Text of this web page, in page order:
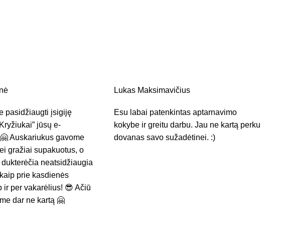
pasidžiaugti įsigiję
jūsų e-
Auskariukus gavome
gražiai supakuotus, o
neatsidžiaugia
prie kasdienės
ir per vakarėlius! 😎 Ačiū
dar ne kartą 🤗
Lukas Maksimavičius
Esu labai patenkintas aptarnavimo
kokybe ir greitu darbu. Jau ne kartą perku
dovanas savo sužadėtinei. :)